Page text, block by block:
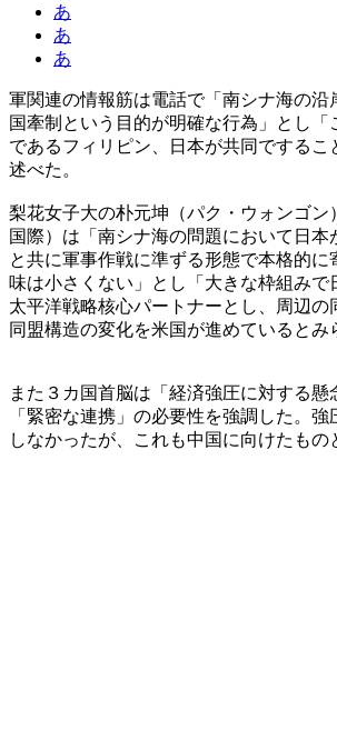
あ
あ
あ
軍関連の情報筋は電話で「南シナ海の沿
国牽制という目的が明確な行為」とし「
であるフィリピン、日本が共同でするこ
述べた。
梨花女子大の朴元坤（パク・ウォンゴン
国際）は「南シナ海の問題において日本
と共に軍事作戦に準ずる形態で本格的に
味は小さくない」とし「大きな枠組みで
太平洋戦略核心パートナーとし、周辺の
同盟構造の変化を米国が進めているとみ
また３カ国首脳は「経済強圧に対する懸
「緊密な連携」の必要性を強調した。
しなかったが、これも中国に向けたもの